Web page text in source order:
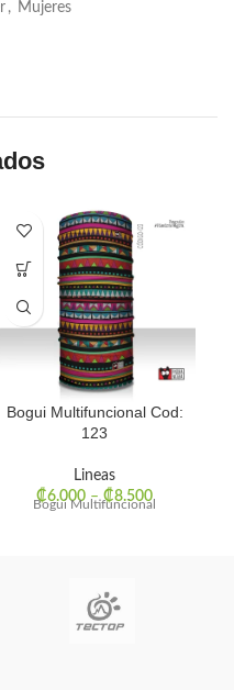
, Mujeres
Bogui Multifuncional Cod:
123
Lineas
₡6.000 –₡8.500
Bogui Multifuncional